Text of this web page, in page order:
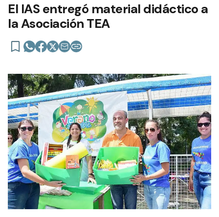
El IAS entregó material didáctico a
la Asociación TEA